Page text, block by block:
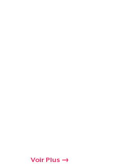
Voir Plus